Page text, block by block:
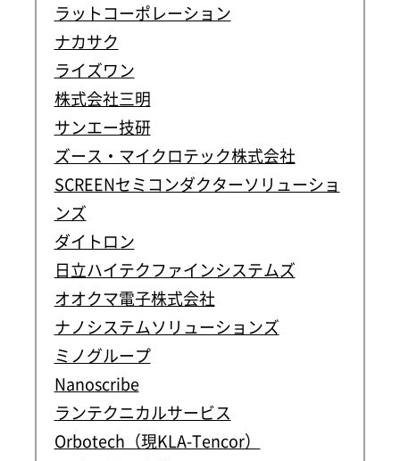
ラットコーポレーション
ナカサク
ライズワン
株式会社三明
サンエー技研
ズース・マイクロテック株式会社
SCREENセミコンダクターソリューショ
ンズ
ダイトロン
日立ハイテクファインシステムズ
オオクマ電子株式会社
ナノシステムソリューションズ
ミノグループ
Nanoscribe
ランテクニカルサービス
Orbotech（現KLA-Tencor）